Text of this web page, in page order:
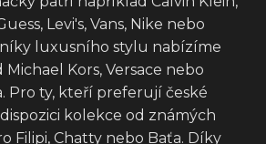
Levi's, Vans, Nike nebo
luxusního stylu nabízíme
Kors, Versace nebo
Pro ty, kteří preferují české
kolekce od známých
Filipi, Chatty nebo Baťa. Díky